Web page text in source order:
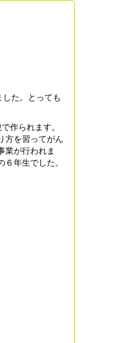
た。とっても
作られます。
方を習ってがん
業が行われま
年生でした。